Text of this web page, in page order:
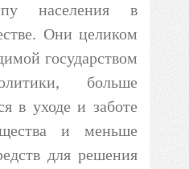
населения в
Они целиком
государством
больше
в уходе и заботе
и меньше
для решения